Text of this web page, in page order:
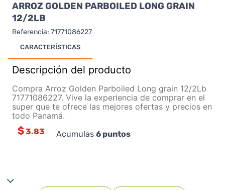
ARROZ GOLDEN PARBOILED LONG GRAIN
12/2LB
Referencia: 71771086227
CARACTERÍSTICAS
Descripción del producto
Compra Arroz Golden Parboiled Long grain 12/2Lb
71771086227. Vive la experiencia de comprar en el
super que te ofrece las mejores ofertas y precios en
todo Panamá.
$3.83 Acumulas 6puntos